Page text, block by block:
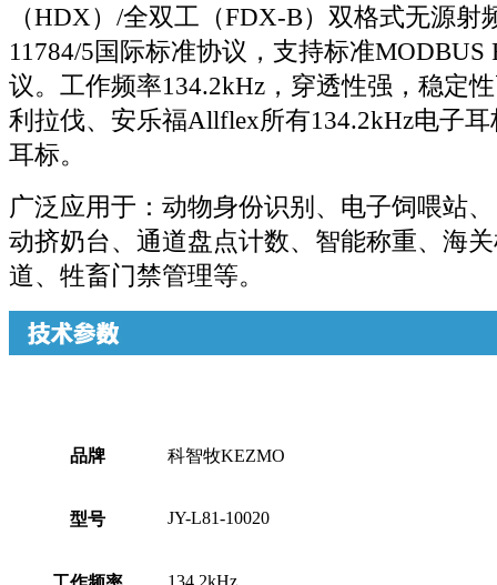
（HDX）/全双工（FDX-B）双格式无源射
11784/5国际标准协议， 支持标准MODBUS
议。 工作频率134.2kHz，穿透性强，稳定
利拉伐、安乐福Allflex所有134.2kHz电子
耳标。
广泛应用于： 动物身份识别、电子饲喂站
动挤奶台、通道盘点计数、智能称重、海
道、牲畜门禁管理等。
品牌 科智牧KEZMO
型号 JY-L81-10020
134.2kHz